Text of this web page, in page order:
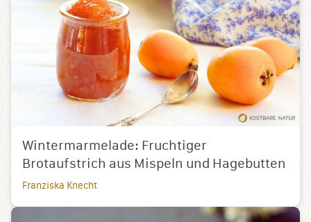
Wintermarmelade: Fruchtiger
Brotaufstrich aus Mispeln und Hagebutten
Franziska Knecht